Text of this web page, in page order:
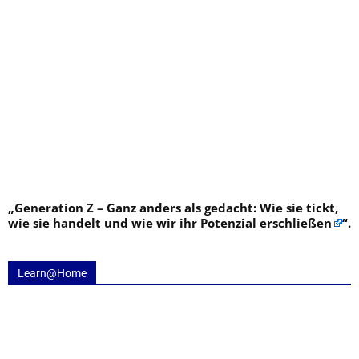
„Generation Z – Ganz anders als gedacht: Wie sie tickt,
wie sie handelt und wie wir ihr Potenzial erschließen
“.
Learn@Home